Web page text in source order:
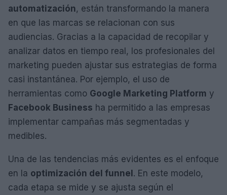
automatización, están transformando la manera
en que las marcas se relacionan con sus
audiencias. Gracias a la capacidad de recopilar y
analizar datos en tiempo real, los profesionales del
marketing pueden ajustar sus estrategias de forma
casi instantánea. Por ejemplo, el uso de
herramientas como Google Marketing Platform y
Facebook Business ha permitido a las empresas
implementar campañas más segmentadas y
medibles.
Una de las tendencias más evidentes es el enfoque
en la optimización del funnel. En este modelo,
cada etapa se mide y se ajusta según el